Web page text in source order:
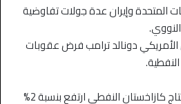
المتحدة وإيران عدة جولات تفاوضية
الأمريكي دونالد ترامب فرض عقوبات
أخيرًا، أفاد مصدر صناعي بأن إنتاج كازاخستان النفطي ارتفع بنسبة 2%